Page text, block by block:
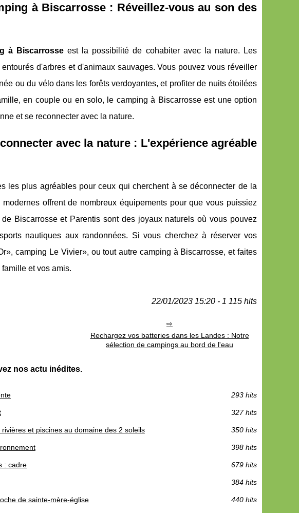
à Biscarrosse : Réveillez-vous au son des
à Biscarrosse est la possibilité de cohabiter avec la nature. Les
d'arbres et d'animaux sauvages. Vous pouvez vous réveiller
ou du vélo dans les forêts verdoyantes, et profiter de nuits étoilées
en couple ou en solo, le camping à Biscarrosse est une option
et se reconnecter avec la nature.
avec la nature : L'expérience agréable
les plus agréables pour ceux qui cherchent à se déconnecter de la
offrent de nombreux équipements pour que vous puissiez
Biscarrosse et Parentis sont des joyaux naturels où vous pouvez
nautiques aux randonnées. Si vous cherchez à réserver vos
camping Le Vivier», ou tout autre camping à Biscarrosse, et faites
et vos amis.
22/01/2023 15:20 - 1 115 hits
Rechargez vos batteries dans les Landes : Notre
sélection de campings au bord de l'eau
nos actu inédites.
293 hits
327 hits
et piscines au domaine des 2 soleils 350 hits
398 hits
: cadre 679 hits
384 hits
de sainte-mère-église 440 hits